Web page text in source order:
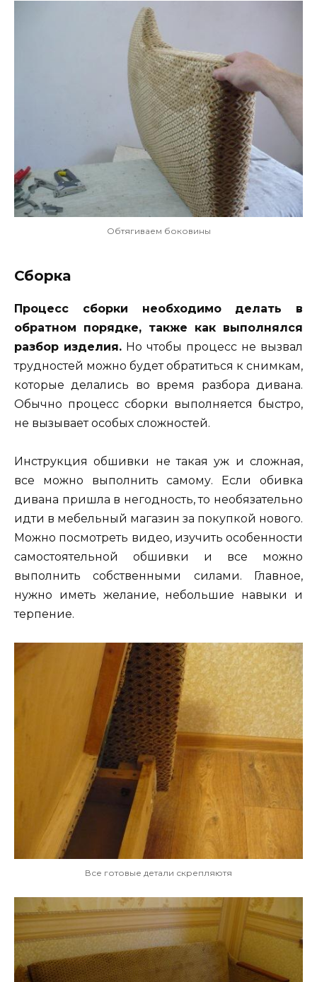
Обтягиваем боковины
Сборка
Процесс сборки необходимо делать в
обратном порядке, также как выполнялся
разбор изделия. Но чтобы процесс не вызвал
трудностей можно будет обратиться к снимкам,
которые делались во время разбора дивана.
Обычно процесс сборки выполняется быстро,
не вызывает особых сложностей.
Инструкция обшивки не такая уж и сложная,
все можно выполнить самому. Если обивка
дивана пришла в негодность, то необязательно
идти в мебельный магазин за покупкой нового.
Можно посмотреть видео, изучить особенности
самостоятельной обшивки и все можно
выполнить собственными силами. Главное,
нужно иметь желание, небольшие навыки и
терпение.
Все готовые детали скрепляютя